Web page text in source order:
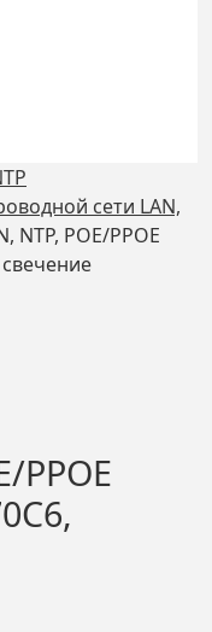
сети LAN,
NTP, РОЕ/РРОЕ
РРОЕ